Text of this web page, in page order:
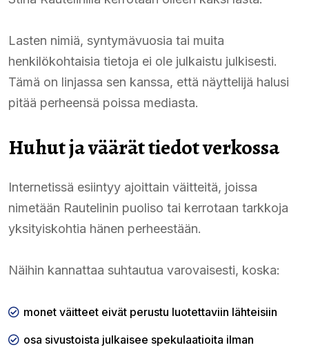
Lasten nimiä, syntymävuosia tai muita
henkilökohtaisia tietoja ei ole julkaistu julkisesti.
Tämä on linjassa sen kanssa, että näyttelijä halusi
pitää perheensä poissa mediasta.
Huhut ja väärät tiedot verkossa
Internetissä esiintyy ajoittain väitteitä, joissa
nimetään Rautelinin puoliso tai kerrotaan tarkkoja
yksityiskohtia hänen perheestään.
Näihin kannattaa suhtautua varovaisesti, koska:
monet väitteet eivät perustu luotettaviin lähteisiin
osa sivustoista julkaisee spekulaatioita ilman